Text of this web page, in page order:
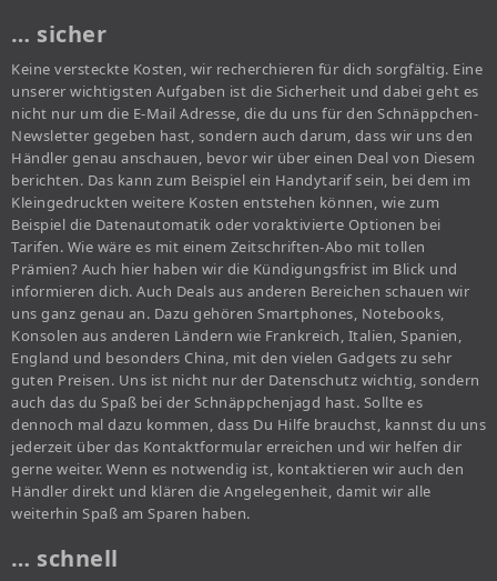
… sicher
Keine versteckte Kosten, wir recherchieren für dich sorgfältig. Eine
unserer wichtigsten Aufgaben ist die Sicherheit und dabei geht es
nicht nur um die E-Mail Adresse, die du uns für den Schnäppchen-
Newsletter gegeben hast, sondern auch darum, dass wir uns den
Händler genau anschauen, bevor wir über einen Deal von Diesem
berichten. Das kann zum Beispiel ein Handytarif sein, bei dem im
Kleingedruckten weitere Kosten entstehen können, wie zum
Beispiel die Datenautomatik oder voraktivierte Optionen bei
Tarifen. Wie wäre es mit einem Zeitschriften-Abo mit tollen
Prämien? Auch hier haben wir die Kündigungsfrist im Blick und
informieren dich. Auch Deals aus anderen Bereichen schauen wir
uns ganz genau an. Dazu gehören Smartphones, Notebooks,
Konsolen aus anderen Ländern wie Frankreich, Italien, Spanien,
England und besonders China, mit den vielen Gadgets zu sehr
guten Preisen. Uns ist nicht nur der Datenschutz wichtig, sondern
auch das du Spaß bei der Schnäppchenjagd hast. Sollte es
dennoch mal dazu kommen, dass Du Hilfe brauchst, kannst du uns
jederzeit über das Kontaktformular erreichen und wir helfen dir
gerne weiter. Wenn es notwendig ist, kontaktieren wir auch den
Händler direkt und klären die Angelegenheit, damit wir alle
weiterhin Spaß am Sparen haben.
… schnell